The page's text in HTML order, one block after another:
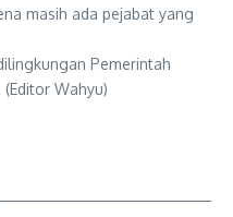
masih ada pejabat yang
Pemerintah
Wahyu)